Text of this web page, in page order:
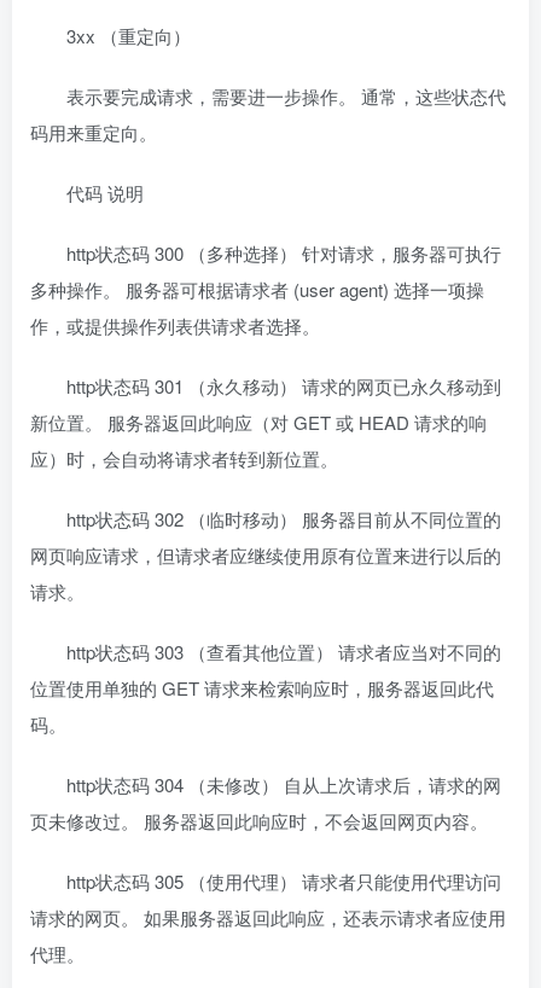
3xx （重定向）
表示要完成请求，需要进一步操作。 通常，这些状态代
码用来重定向。
代码 说明
http状态码 300 （多种选择） 针对请求，服务器可执行
多种操作。 服务器可根据请求者 (user agent) 选择一项操
作，或提供操作列表供请求者选择。
http状态码 301 （永久移动） 请求的网页已永久移动到
新位置。 服务器返回此响应（对 GET 或 HEAD 请求的响
应）时，会自动将请求者转到新位置。
http状态码 302 （临时移动） 服务器目前从不同位置的
网页响应请求，但请求者应继续使用原有位置来进行以后的
请求。
http状态码 303 （查看其他位置） 请求者应当对不同的
位置使用单独的 GET 请求来检索响应时，服务器返回此代
码。
http状态码 304 （未修改） 自从上次请求后，请求的网
页未修改过。 服务器返回此响应时，不会返回网页内容。
http状态码 305 （使用代理） 请求者只能使用代理访问
请求的网页。 如果服务器返回此响应，还表示请求者应使用
代理。